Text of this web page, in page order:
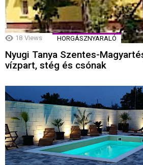
18 Views HORGÁSZNYARALÓ
Nyugi Tanya Szentes-
vízpart, stég és csónak